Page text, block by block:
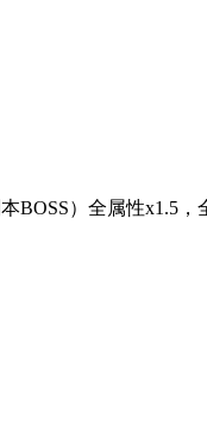
本BOSS）全属性x1.5，